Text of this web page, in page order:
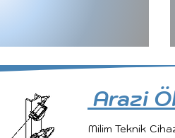
Arazi
Milim Teknik